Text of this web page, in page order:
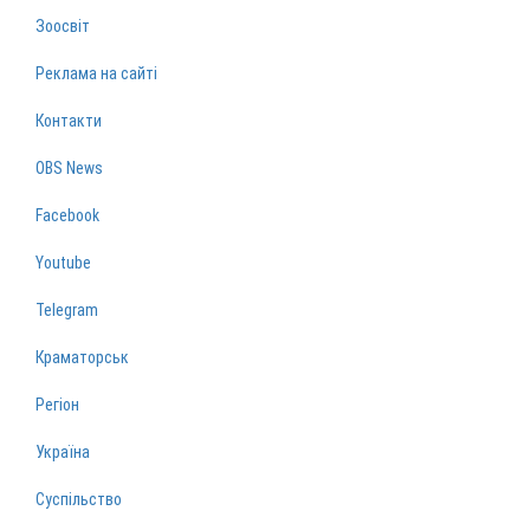
Зоосвіт
Реклама на сайті
Контакти
OBS News
Facebook
Youtube
Telegram
Краматорськ
Регіон
Україна
Суспільство